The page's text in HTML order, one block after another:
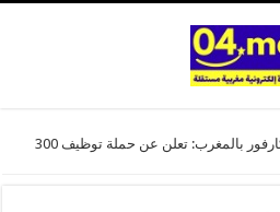
أسواق كارفور بالمغرب: تعلن عن حملة توظيف 300